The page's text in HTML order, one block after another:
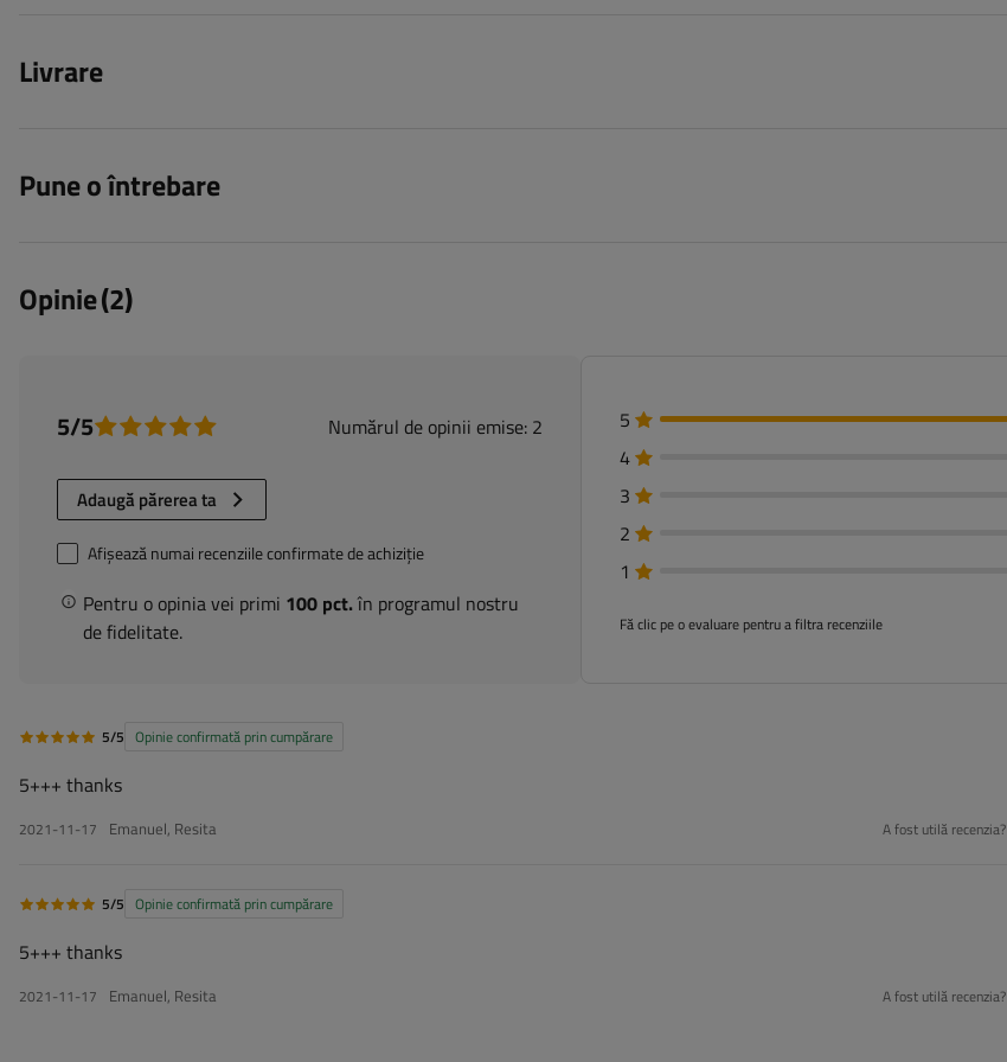
Livrare
Pune o întrebare
Opinie(2)
5/5 Numărul de opinii emise: 2
Adaugă părerea ta
Pentru o opinia vei primi 100 pct.în programul nostru
de fidelitate.
Afișează numai recenziile confirmate de achiziție
5
4
3
2
1
Fă clic pe o evaluare pentru a filtra recenziile
5/5 Opinie confirmată prin cumpărare
5+++ thanks
2021-11-17 Emanuel, Resita A fost utilă recenzia?
5/5 Opinie confirmată prin cumpărare
5+++ thanks
2021-11-17 Emanuel, Resita A fost utilă recenzia?